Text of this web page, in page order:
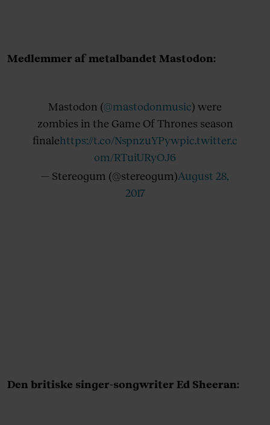
Medlemmer af metalbandet Mastodon:
Mastodon (@mastodonmusic) were
zombies in the Game Of Thrones season
finalehttps://t.co/NspnzuYPywpic.twitter.c
om/RTuiURyOJ6
— Stereogum (@stereogum)August 28,
2017
Den britiske singer-songwriter Ed Sheeran: